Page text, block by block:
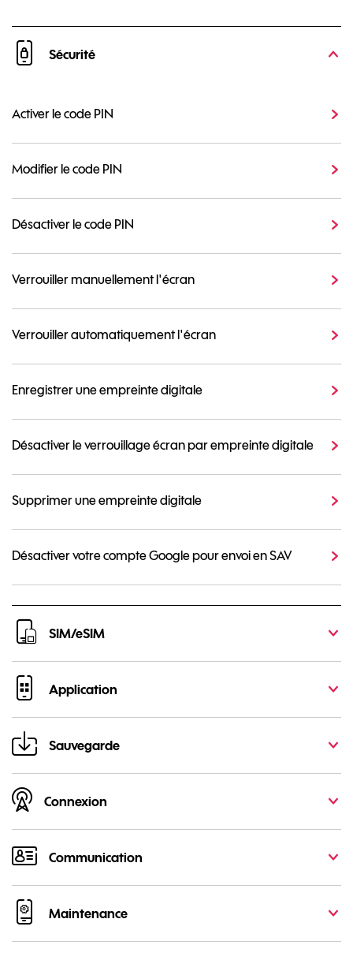
Sécurité
Activer le code PIN
Modifier le code PIN
Désactiver le code PIN
Verrouiller manuellement l'écran
Verrouiller automatiquement l'écran
Enregistrer une empreinte digitale
Désactiver le verrouillage écran par empreinte digitale
Supprimer une empreinte digitale
Désactiver votre compte Google pour envoi en SAV
SIM/eSIM
Application
Sauvegarde
Connexion
Communication
Maintenance